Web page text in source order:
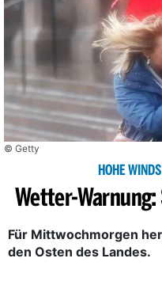
© Getty
HOHE
Wetter-
Für Mittwochmorgen
den Osten des Landes.